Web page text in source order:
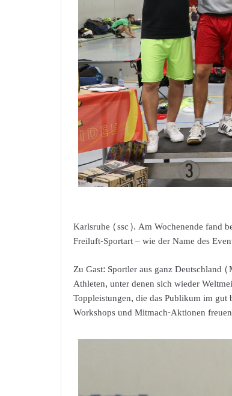
Karlsruhe (ssc). Am Wochenende fand
Freiluft-Sportart – wie der Name des
Zu Gast: Sportler aus ganz Deutschland
Athleten, unter denen sich wieder
Toppleistungen, die das Publikum im gut
Workshops und Mitmach-Aktionen